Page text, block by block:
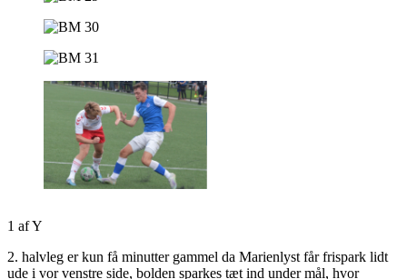
1 afY
2. halvleg er kun få minutter gammel da Marienlyst får frispark lidt
ude i vor venstre side, bolden sparkes tæt ind under mål, hvor